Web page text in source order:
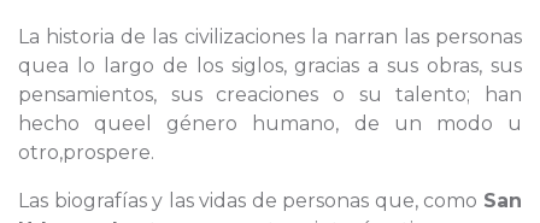
La historia de las civilizaciones la narran las personas
quea lo largo de los siglos, gracias a sus obras, sus
pensamientos, sus creaciones o su talento; han
hecho queel género humano, de un modo u
otro,prospere.
Las biografías y las vidas de personas que, como San